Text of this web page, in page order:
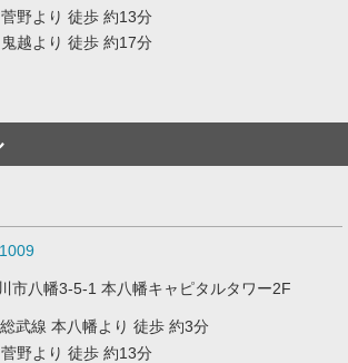
野より 徒歩 約13分
越より 徒歩 約17分
市八幡3-5-1 本八幡キャピタルタワー2F
武線 本八幡より 徒歩 約3分
野より 徒歩 約13分